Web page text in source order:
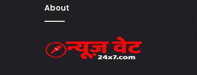
About